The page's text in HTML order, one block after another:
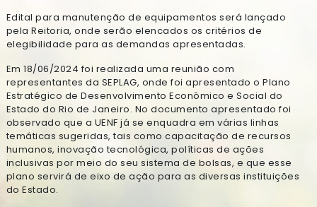
Edital para manutenção de equipamentos será lançado
pela Reitoria, onde serão elencados os critérios de
elegibilidade para as demandas apresentadas.
Em 18/06/2024 foi realizada uma reunião com
representantes da SEPLAG, onde foi apresentado o Plano
Estratégico de Desenvolvimento Econômico e Social do
Estado do Rio de Janeiro. No documento apresentado foi
observado que a UENF já se enquadra em várias linhas
temáticas sugeridas, tais como capacitação de recursos
humanos, inovação tecnológica, políticas de ações
inclusivas por meio do seu sistema de bolsas, e que esse
plano servirá de eixo de ação para as diversas instituições
do Estado.